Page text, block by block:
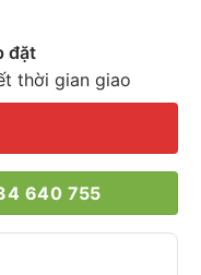
đặt
thời gian giao
640 755